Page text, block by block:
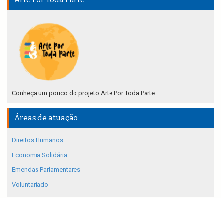
Conheça um pouco do projeto Arte Por Toda Parte
Áreas de atuação
Direitos Humanos
Economia Solidária
Emendas Parlamentares
Voluntariado